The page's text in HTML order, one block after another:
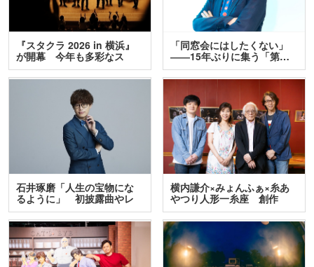
『スタクラ 2026 in 横浜』
が開幕 今年も多彩なス
テ…
「同窓会にはしたくない」
――15年ぶりに集う「第…
石井琢磨「人生の宝物にな
るように」 初披露曲やレ
ア…
横内謙介×みょんふぁ×糸あ
やつり人形一糸座 創作
人…